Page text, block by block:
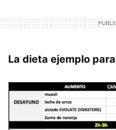
La dieta ejemplo